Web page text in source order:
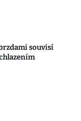
souvisí